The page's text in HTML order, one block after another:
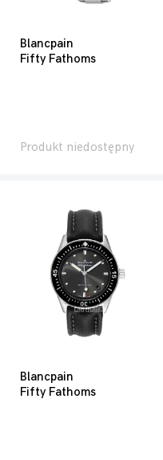
Blancpain
Fifty Fathoms
Produkt niedostępny
Blancpain
Fifty Fathoms